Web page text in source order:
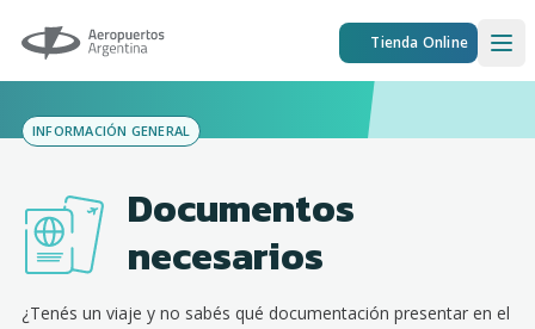
Aeropuertos Argentina Tienda Online
INFORMACIÓN GENERAL
Documentos
necesarios
¿Tenés un viaje y no sabés qué documentación presentar en el